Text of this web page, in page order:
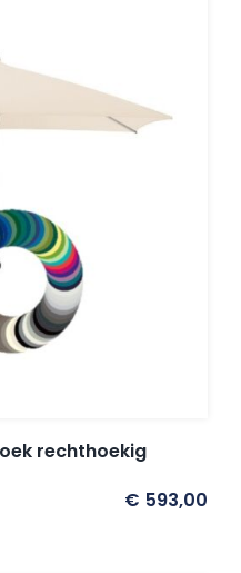
rechthoekig
€ 593,00